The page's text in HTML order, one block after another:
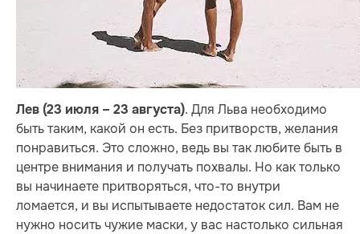
Лев (23 июля – 23 августа). Для Льва необходимо
быть таким, какой он есть. Без притворств, желания
понравиться. Это сложно, ведь вы так любите быть в
центре внимания и получать похвалы. Но как только
вы начинаете притворяться, что-то внутри
ломается, и вы испытываете недостаток сил. Вам не
нужно носить чужие маски, у вас настолько сильная